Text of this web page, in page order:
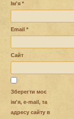
Ім'я *
Email *
Сайт
Зберегти моє
ім'я, e-mail, та
адресу сайту в